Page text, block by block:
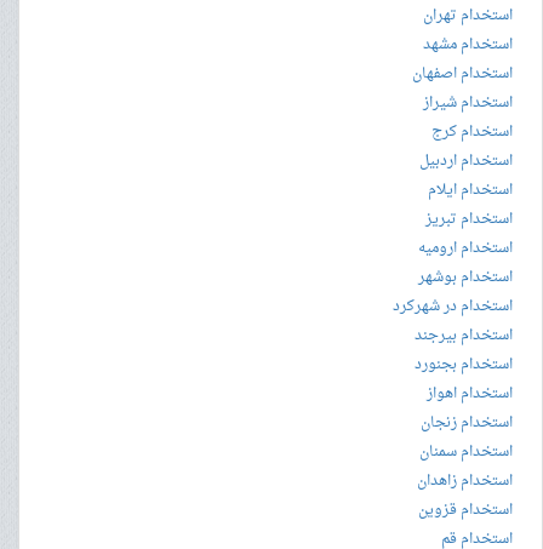
استخدام تهران
استخدام مشهد
استخدام اصفهان
استخدام شیراز
استخدام کرج
استخدام اردبیل
استخدام ایلام
استخدام تبریز
استخدام ارومیه
استخدام بوشهر
استخدام در شهرکرد
استخدام بیرجند
استخدام بجنورد
استخدام اهواز
استخدام زنجان
استخدام سمنان
استخدام زاهدان
استخدام قزوین
استخدام قم